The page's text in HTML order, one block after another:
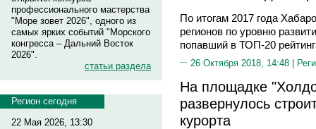
профессионального мастерства
"Море зовет 2026", одного из
самых ярких событий "Морского
конгресса – Дальний Восток
2026".
статьи раздела
Регион сегодня
22 Мая 2026, 13:30
По итогам 2017 года
регионов по уровню
попавший в ТОП-20
26 Октября 2018, 14:48 |
На площадке
развернулось
курорта